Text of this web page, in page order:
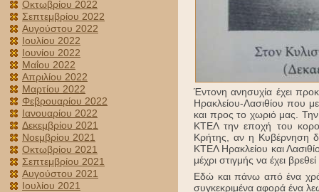
Οκτωβρίου 2022
Σεπτεμβρίου 2022
Αυγούστου 2022
Ιουλίου 2022
Ιουνίου 2022
Μαΐου 2022
Απριλίου 2022
Μαρτίου 2022
Φεβρουαρίου 2022
Ιανουαρίου 2022
Δεκεμβρίου 2021
Νοεμβρίου 2021
Οκτωβρίου 2021
Σεπτεμβρίου 2021
Αυγούστου 2021
Ιουλίου 2021
Έντονη ανησυχία έχει
Ηρακλείου-Λασιθίου που
και προς το χωριό μας. Την
ΚΤΕΛ την εποχή του
Κρήτης, αν η Κυβέρνηση
ΚΤΕΛ Ηρακλείου και
μέχρι στιγμής να έχει
Εδώ και πάνω από ένα
συγκεκριμένα αφορά ένα